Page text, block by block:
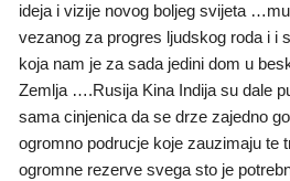
ideja i vizije novog boljeg svijeta
vezanog za progres ljudskog roda i i
koja nam je za sada jedini dom u
Zemlja ….Rusija Kina Indija su dale
sama cinjenica da se drze zajedno
ogromno podrucje koje zauzimaju te
ogromne rezerve svega sto je